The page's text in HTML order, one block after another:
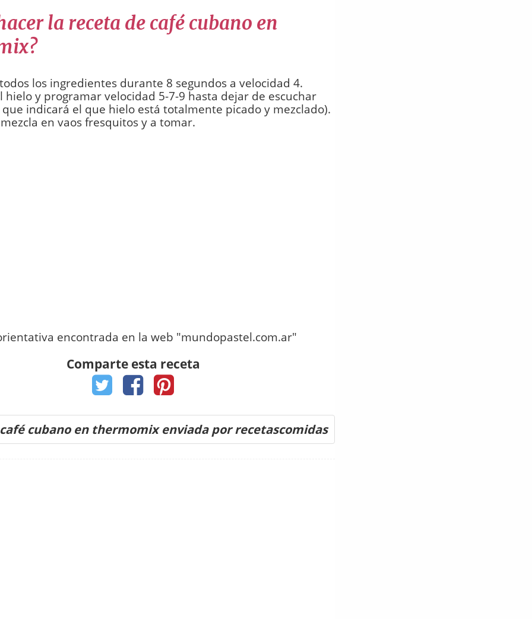
la receta de café cubano en
los ingredientes durante 8 segundos a velocidad 4.
hielo y programar velocidad 5-7-9 hasta dejar de escuchar
indicará el que hielo está totalmente picado y mezclado).
en vaos fresquitos y a tomar.
encontrada en la web "mundopastel.com.ar"
Comparte esta receta
cubano en thermomix enviada por recetascomidas